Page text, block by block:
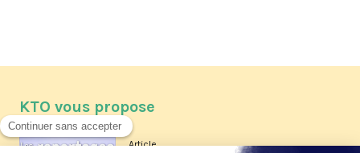
KTO vous propose
Article